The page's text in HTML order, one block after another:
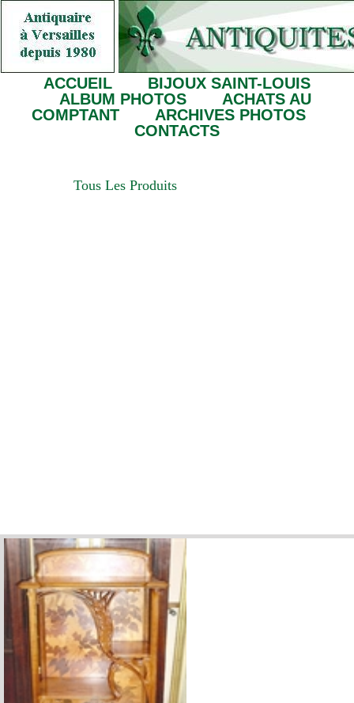
ACCUEIL
BIJOUX SAINT-LOUIS
ALBUM PHOTOS
ACHATS AU
COMPTANT
ARCHIVES PHOTOS
CONTACTS
Tous Les Produits